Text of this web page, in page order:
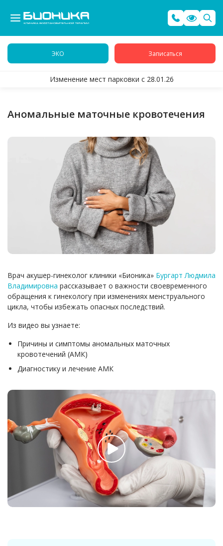
ЭКО Записаться
Изменение мест парковки с 28.01.26
Аномальные маточные кровотечения
Врач акушер-гинеколог клиники «Бионика» Бургарт Людмила
Владимировна рассказывает о важности своевременного
обращения к гинекологу при изменениях менструального
цикла, чтобы избежать опасных последствий.
Из видео вы узнаете:
Причины и симптомы аномальных маточных
кровотечений (АМК)
Диагностику и лечение АМК